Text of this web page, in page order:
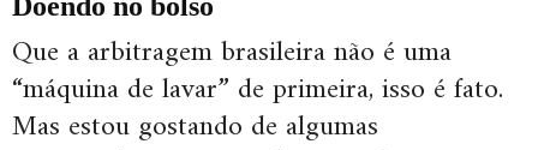
Que a arbitragem brasileira não é uma
“máquina de lavar” de primeira, isso é fato.
Mas estou gostando de algumas